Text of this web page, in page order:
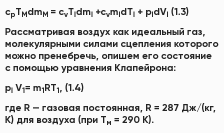
сpTMdmM = сvTldml +cvmldTl + рldVl (1.3)
Рассматривая воздух как идеальный газ,
молекулярными силами сцепления которого
можно пренебречь, опишем его состояние
с помощью уравнения Клапейрона:
рl V1= m1RT1, (1.4)
где R — газовая постоянная, R = 287 Дж/(кг,
К) для воздуха (при Тм = 290 К).